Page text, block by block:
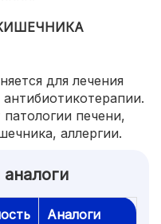
для лечения
печени,
аллергии.
Аналоги